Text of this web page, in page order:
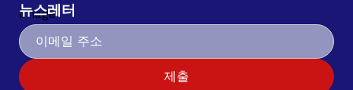
뉴스레터
제출